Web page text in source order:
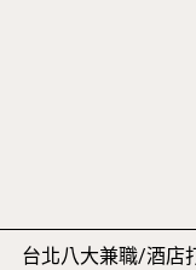
台北八大兼職/酒店